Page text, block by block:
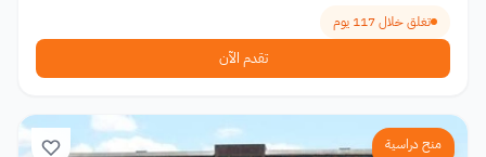
تغلق خلال 117 يوم
تقدم الآن
منح دراسية